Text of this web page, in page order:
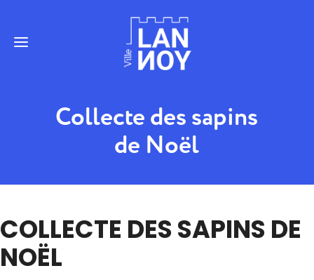
Collecte des sapins
de Noël
COLLECTE DES SAPINS DE
NOËL